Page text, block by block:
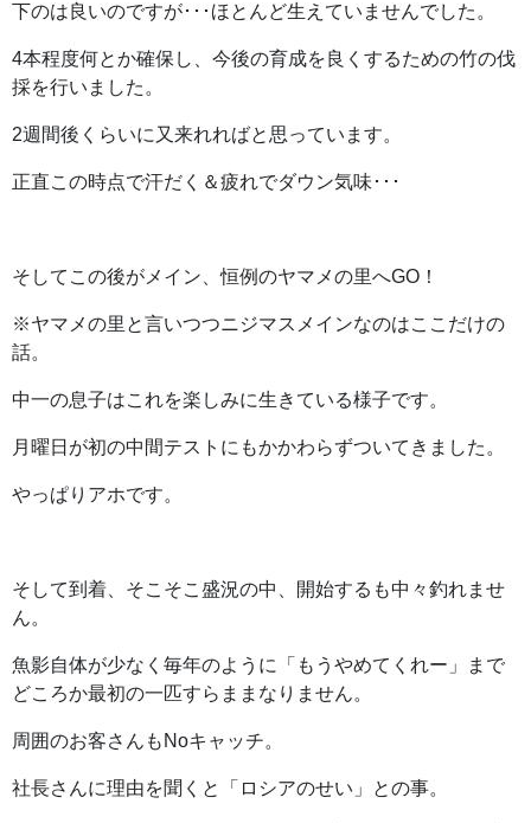
下のは良いのですが･･･ほとんど生えていませんでした。
4本程度何とか確保し、今後の育成を良くするための竹の伐
採を行いました。
2週間後くらいに又来れればと思っています。
正直この時点で汗だく＆疲れでダウン気味･･･
そしてこの後がメイン、恒例のヤマメの里へGO！
※ヤマメの里と言いつつニジマスメインなのはここだけの
話。
中一の息子はこれを楽しみに生きている様子です。
月曜日が初の中間テストにもかかわらずついてきました。
やっぱりアホです。
そして到着、そこそこ盛況の中、開始するも中々釣れませ
ん。
魚影自体が少なく毎年のように「もうやめてくれー」まで
どころか最初の一匹すらままなりません。
周囲のお客さんもNoキャッチ。
社長さんに理由を聞くと「ロシアのせい」との事。